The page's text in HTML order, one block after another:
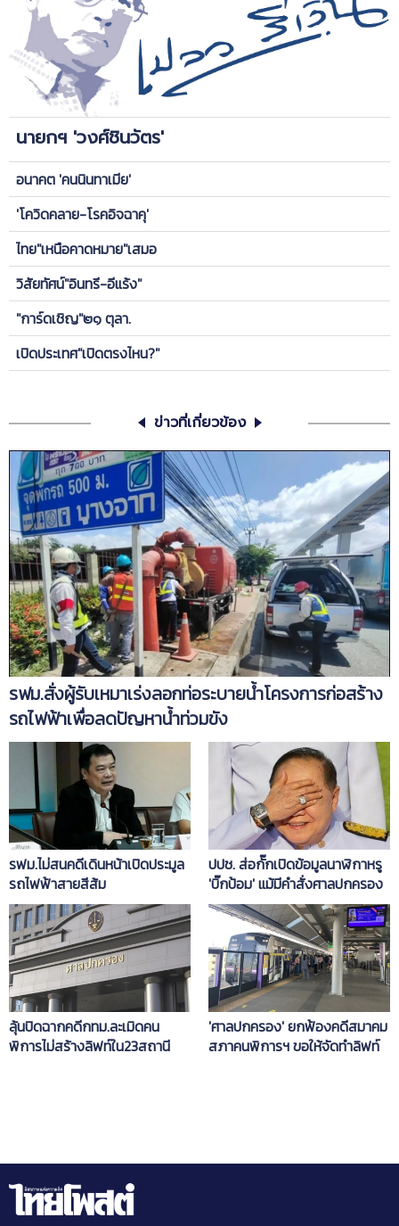
นายกฯ 'วงศ์ชินวัตร'
อนาคต 'คนนินทาเมีย'
'โควิดคลาย-โรคอิจฉาคุ'
ไทย"เหนือคาดหมาย"เสมอ
วิสัยทัศน์"อินทรี-อีแร้ง"
"การ์ดเชิญ"๒๑ ตุลา.
เปิดประเทศ"เปิดตรงไหน?"
ข่าวที่เกี่ยวข้อง
รฟม.สั่งผู้รับเหมาเร่งลอกท่อระบายน้ำโครงการก่อสร้าง
รถไฟฟ้าเพื่อลดปัญหาน้ำท่วมขัง
รฟม.ไม่สนคดีเดินหน้าเปิดประมูล
รถไฟฟ้าสายสีส้ม
ป​ป​ช. ส่อกั๊กเปิดข้อมูลนาฬิกาหรู​
'บิ๊กป้อม' แม้มีคำสั่งศาลปกครอง
แล้ว
ลุ้นปิดฉากคดีกทม.ละเมิดคน
พิการไม่สร้างลิฟท์ใน23สถานี
'ศาลปกครอง' ยกฟ้องคดีสมาคม
สภาคนพิการฯ ขอให้จัดทำลิฟท์